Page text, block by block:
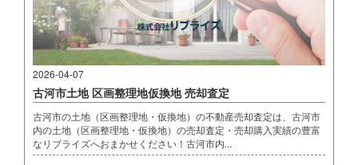
2026-04-07
古河市土地 区画整理地仮換地 売却査定
古河市の土地（区画整理地・仮換地）の不動産売却査定は、古河市
内の土地（区画整理地・仮換地）の売却査定・売却購入実績の豊富
なリブライズへおまかせください！古河市内...